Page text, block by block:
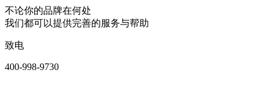
不论你的品牌在何处
我们都可以提供完善的服务与帮助
致电
400-998-9730